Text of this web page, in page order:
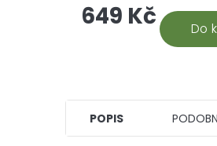
649 Kč Do
stravy, který vám
pomůže. Snadná
POPIS